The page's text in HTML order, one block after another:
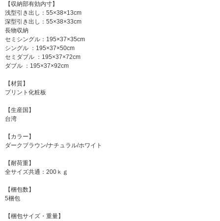
【収納部有効内寸】
浅型引き出し：55×38×13cm
深型引き出し：55×38×33cm
長物収納
セミシングル：195×37×35cm
シングル ：195×37×50cm
セミダブル ：195×37×72cm
ダブル ：195×37×92cm
【材質】
プリント化粧板
【生産国】
台湾
【カラー】
ダークブラウン/ナチュラル/ホワイト
【耐荷重】
全サイズ共通：200ｋｇ
【梱包数】
5梱包
【梱包サイズ・重量】